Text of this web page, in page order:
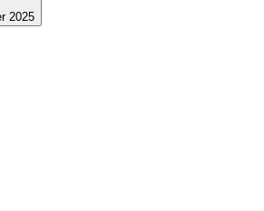
2025